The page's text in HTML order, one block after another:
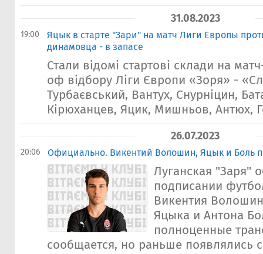
31.08.2023
19:00
Яцык в старте "Зари" на матч Лиги Европы
динамовца - в запасе
Стали відомі стартові склади на
оф відбору Ліги Європи «Зоря» -
Турбаєвський, Вантух, Снурніцин,
Кірюханцев, Яцик, Мишньов, Антюх,
26.07.2023
20:06 Официально. Викентий Волошин, Яцык и Боль
Луганская "Заря"
подписании
Викентия
Яцыка и Антона
полноценные
сообщается, но раньше появлялись